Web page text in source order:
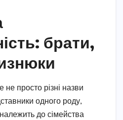
брати,
не просто різні назви
одного роду,
до сімейства